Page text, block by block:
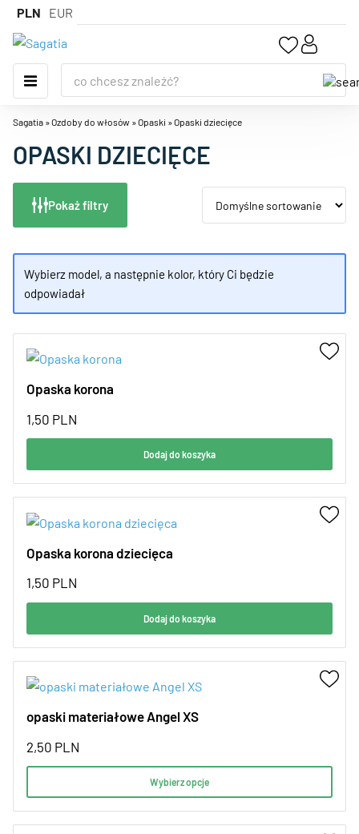
PLN EUR
Sagatia »Ozdoby do włosów »Opaski »Opaski dziecięce
OPASKI DZIECIĘCE
Pokaż filtry
Wybierz model, a następnie kolor, który Ci będzie
odpowiadał
Opaska korona
1,50 PLN
Dodaj do koszyka
Opaska korona dziecięca
1,50 PLN
Dodaj do koszyka
opaski materiałowe Angel XS
2,50 PLN
Wybierz opcje